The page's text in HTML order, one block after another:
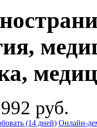
руб.
(14 дней) Онлайн-